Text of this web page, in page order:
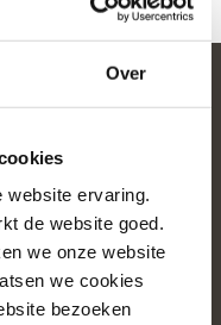
Over
website ervaring.
de website goed.
we onze website
we cookies
bezoeken